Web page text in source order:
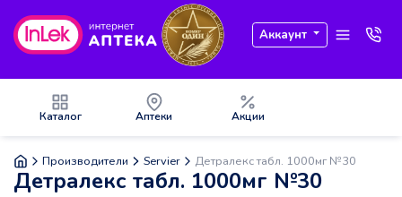
Аккаунт
Каталог Аптеки Акции
Производители Servier Детралекс табл. 1000мг №30
Детралекс табл. 1000мг №30